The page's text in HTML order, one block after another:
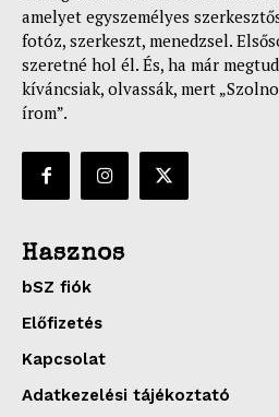
amelyet egyszemélyes
fotóz, szerkeszt, menedzsel.
szeretné hol él. És, ha már
kíváncsiak, olvassák, mert
írom”.
Hasznos
bSZ fiók
Előfizetés
Kapcsolat
Adatkezelési tájékoztató